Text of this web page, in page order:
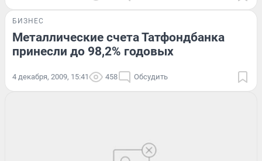
БИЗНЕС
Металлические счета Татфондбанка
принесли до 98,2% годовых
4 декабря, 2009, 15:41 458 Обсудить